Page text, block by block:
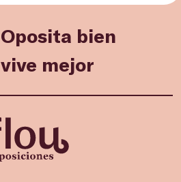
Oposita bien
vive mejor